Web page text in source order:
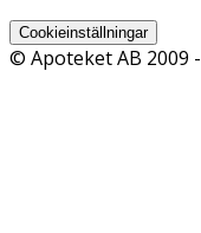
Cookieinställningar
© Apoteket AB 2009 -